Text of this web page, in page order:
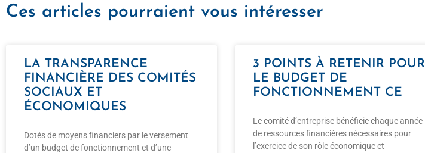
Ces articles pourraient vous intéresser
LA TRANSPARENCE
FINANCIÈRE DES COMITÉS
SOCIAUX ET
ÉCONOMIQUES
Dotés de moyens financiers par le versement
d’un budget de fonctionnement et d’une
3 POINTS À RETENIR POUR
LE BUDGET DE
FONCTIONNEMENT CE
Le comité d’entreprise bénéficie chaque année
de ressources financières nécessaires pour
l’exercice de son rôle économique et